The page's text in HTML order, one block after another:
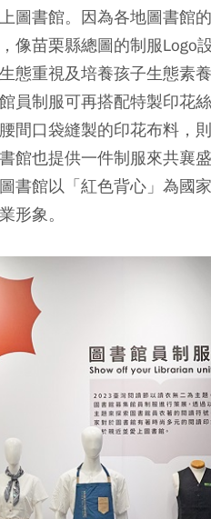
圖書館。因為各地圖書館
像苗栗縣總圖的制服Logo
態重視及培養孩子生態素
員制服可再搭配特製印花
間口袋縫製的印花布料，
館也提供一件制服來共襄
書館以「紅色背心」為國
形象。